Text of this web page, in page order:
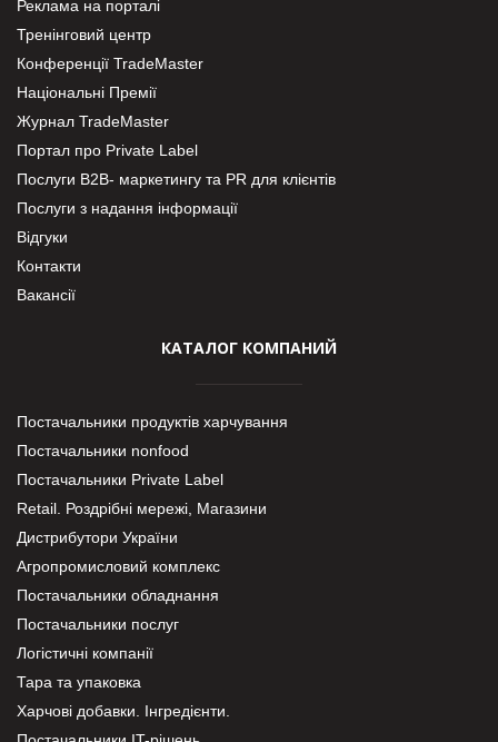
Реклама на порталі
Тренінговий центр
Конференції TradeMaster
Національні Премії
Журнал TradeMaster
Портал про Private Label
Послуги В2В- маркетингу та PR для клієнтів
Послуги з надання інформації
Відгуки
Контакти
Вакансії
КАТАЛОГ КОМПАНИЙ
Постачальники продуктів харчування
Постачальники nonfood
Постачальники Private Label
Retail. Роздрібні мережі, Магазини
Дистрибутори України
Агропромисловий комплекс
Постачальники обладнання
Постачальники послуг
Логістичні компанії
Тара та упаковка
Харчові добавки. Інгредієнти.